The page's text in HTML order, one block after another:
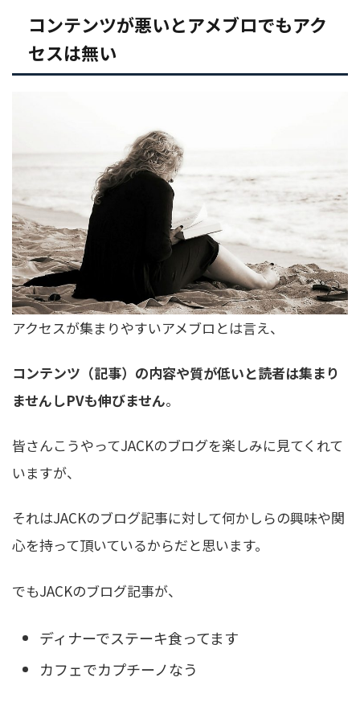
コンテンツが悪いとアメブロでもアク
セスは無い
アクセスが集まりやすいアメブロとは言え、
コンテンツ（記事）の内容や質が低いと読者は集まり
ませんしPVも伸びません。
皆さんこうやってJACKのブログを楽しみに見てくれて
いますが、
それはJACKのブログ記事に対して何かしらの興味や関
心を持って頂いているからだと思います。
でもJACKのブログ記事が、
ディナーでステーキ食ってます
カフェでカプチーノなう